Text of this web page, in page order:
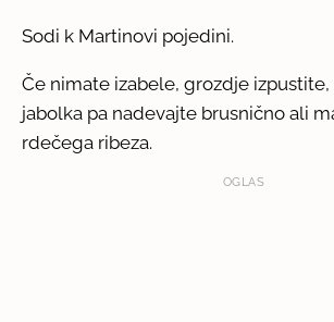
Sodi k Martinovi pojedini.
Če nimate izabele, grozdje izpustite,
jabolka pa nadevajte brusnično ali
rdečega ribeza.
OGLAS